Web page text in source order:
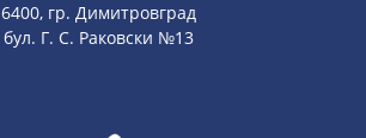
6400, гр. Димитровград
бул. Г. С. Раковски №13